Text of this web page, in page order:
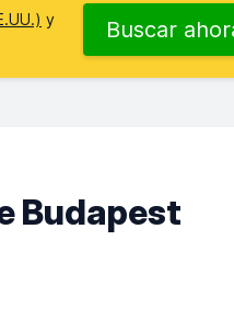
y
Buscar
Budapest